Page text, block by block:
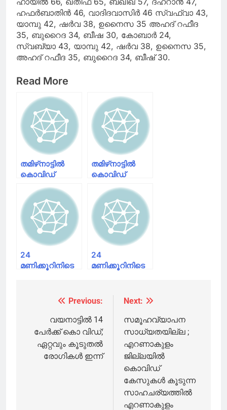
ഹഫര്‍ബാതിന്‍ 46, വാദിദവാസിര്‍ 46 സ്വഫ്‌വാ 43,
യാമ്പു 42, ഷര്‍വ 38, ഉനൈസ 35 അഹദ് റഫീദ
35, ബുറൈദ 34, ബീഷ 30, കോബാര്‍ 24,
സ്വബ്‌യാ 43, യാമ്പു 42, ഷര്‍വ 38, ഉനൈസ 35,
അഹദ് റഫീദ 35, ബുറൈദ 34, ബീഷ് 30.
Read More
തമിഴ്‌നാട്ടില്‍
കൊവിഡ്
ബാധിതരുടെ
എണ്ണം രണ്ട്
ലക്ഷത്തിലേക്ക്;
പുതുതായി
രോഗം
സ്ഥിരീകരിച്ചത്
6785 പേര്‍ക്ക്‌
തമിഴ്‌നാട്ടില്‍
കൊവിഡ്
ബാധിതരുടെ
എണ്ണം രണ്ട്
ലക്ഷം പിന്നിട്ടു;
മണിക്കൂറിനിടെ
6988 പേര്‍ക്ക്‌
സ്ഥിരീകരിച്ചു
24
മണിക്കൂറിനിടെ
500 മരണം;
ലക്ഷം കൊവിഡ്
ബാധിതര്‍
24
മണിക്കൂറിനിടെ
കൊവിഡ്
മരിച്ചവരുടെ
എണ്ണം
രണ്ടായിരം
കവിഞ്ഞു
navigation
Previous:
വയനാട്ടില്‍ 14
പേര്‍ക്ക് കൊ വിഡ്;
ഏറ്റവും കൂടുതൽ
രോഗികൾ ഇന്ന്
Next:
സമൂഹവ്യാപന
സാധ്യതയില്ല ;
എറണാകുളം
ജില്ലയിൽ
കൊവിഡ്
കേസുകൾ കൂടുന്ന
സാഹചര്യത്തിൽ
എറണാകുളം